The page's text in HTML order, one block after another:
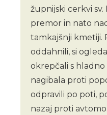
župnijski cerkvi
premor in nato
tamkajšnji kmetiji.
oddahnili, si
okrepčali s hladno
nagibala proti
odpravili po poti,
nazaj proti